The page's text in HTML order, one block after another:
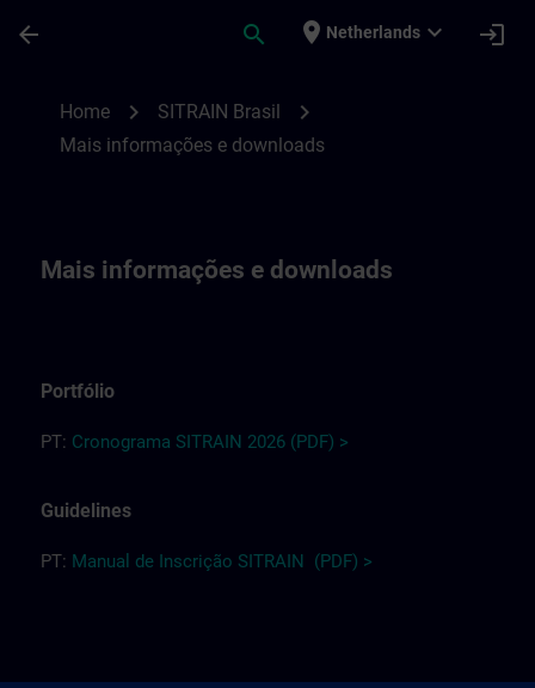
arrow_back search place Netherlands expand_more login
Home chevron_right SITRAIN Brasil chevron_right
Mais informações e downloads
Mais informações e downloads
Portfólio
PT: Cronograma SITRAIN 2026 (PDF) >
Guidelines
PT: Manual de Inscrição SITRAIN (PDF) >